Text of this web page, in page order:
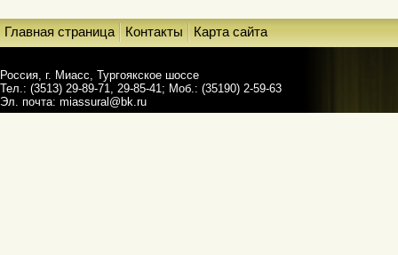
Главная страница Контакты Карта сайта
Россия, г. Миасс, Тургоякское шоссе
Тел.: (3513) 29-89-71, 29-85-41; Моб.: (35190) 2-59-63
Эл. почта: miassural@bk.ru